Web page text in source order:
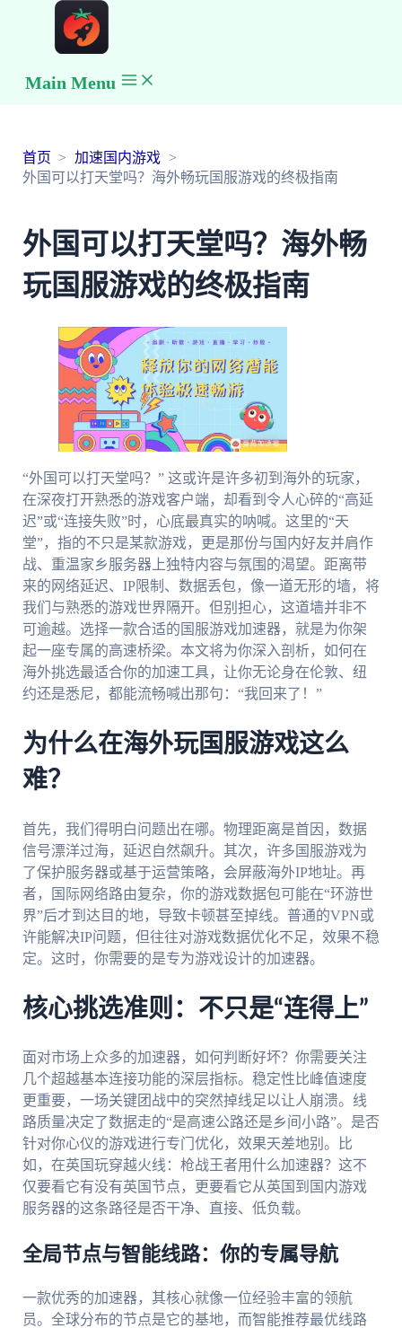
Main Menu
首页
加速国内游戏
外国可以打天堂吗？海外畅玩国服游戏的终极指南
外国可以打天堂吗？海外畅
玩国服游戏的终极指南
“外国可以打天堂吗？” 这或许是许多初到海外的玩家，
在深夜打开熟悉的游戏客户端，却看到令人心碎的“高延
迟”或“连接失败”时，心底最真实的呐喊。这里的“天
堂”，指的不只是某款游戏，更是那份与国内好友并肩作
战、重温家乡服务器上独特内容与氛围的渴望。距离带
来的网络延迟、IP限制、数据丢包，像一道无形的墙，将
我们与熟悉的游戏世界隔开。但别担心，这道墙并非不
可逾越。选择一款合适的国服游戏加速器，就是为你架
起一座专属的高速桥梁。本文将为你深入剖析，如何在
海外挑选最适合你的加速工具，让你无论身在伦敦、纽
约还是悉尼，都能流畅喊出那句：“我回来了！”
为什么在海外玩国服游戏这么
难？
首先，我们得明白问题出在哪。物理距离是首因，数据
信号漂洋过海，延迟自然飙升。其次，许多国服游戏为
了保护服务器或基于运营策略，会屏蔽海外IP地址。再
者，国际网络路由复杂，你的游戏数据包可能在“环游世
界”后才到达目的地，导致卡顿甚至掉线。普通的VPN或
许能解决IP问题，但往往对游戏数据优化不足，效果不稳
定。这时，你需要的是专为游戏设计的加速器。
核心挑选准则：不只是“连得上”
面对市场上众多的加速器，如何判断好坏？你需要关注
几个超越基本连接功能的深层指标。稳定性比峰值速度
更重要，一场关键团战中的突然掉线足以让人崩溃。线
路质量决定了数据走的“是高速公路还是乡间小路”。是否
针对你心仪的游戏进行专门优化，效果天差地别。比
如，在英国玩穿越火线：枪战王者用什么加速器？这不
仅要看它有没有英国节点，更要看它从英国到国内游戏
服务器的这条路径是否干净、直接、低负载。
全局节点与智能线路：你的专属导航
一款优秀的加速器，其核心就像一位经验丰富的领航
员。全球分布的节点是它的基地，而智能推荐最优线路